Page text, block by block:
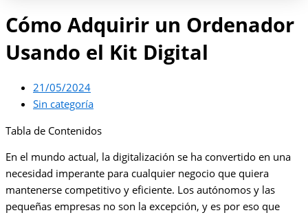
Cómo Adquirir un Ordenador
Usando el Kit Digital
21/05/2024
Sin categoría
Tabla de Contenidos
En el mundo actual, la digitalización se ha convertido en una
necesidad imperante para cualquier negocio que quiera
mantenerse competitivo y eficiente. Los autónomos y las
pequeñas empresas no son la excepción, y es por eso que